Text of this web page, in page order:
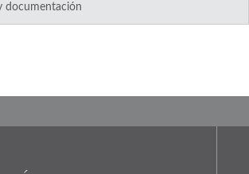
documentación